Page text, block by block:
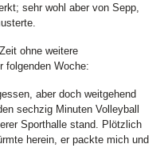
sehr wohl aber von Sepp,
ohne weitere
folgenden Woche:
aber doch weitgehend
sechzig Minuten Volleyball
Sporthalle stand. Plötzlich
herein, er packte mich und